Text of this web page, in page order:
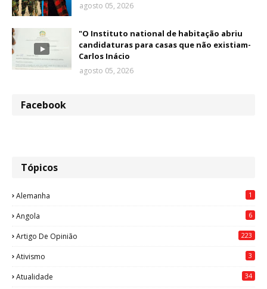
agosto 05, 2026
"O Instituto national de habitação abriu
candidaturas para casas que não existiam-
Carlos Inácio
agosto 05, 2026
Facebook
Tópicos
Alemanha 1
Angola 6
Artigo De Opinião 223
Ativismo 3
Atualidade 34